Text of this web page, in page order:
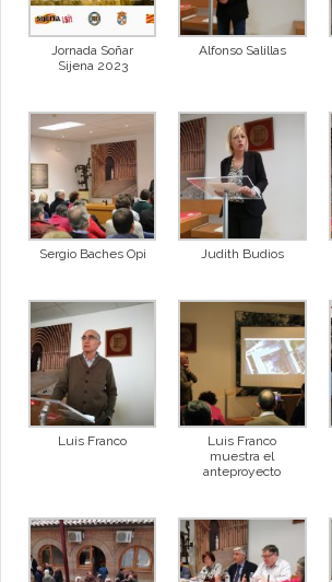
Jornada Soñar
Sijena 2023
Alfonso Salillas
Sergio Baches Opi Judith Budios
Luis Franco
Luis Franco
muestra el
anteproyecto